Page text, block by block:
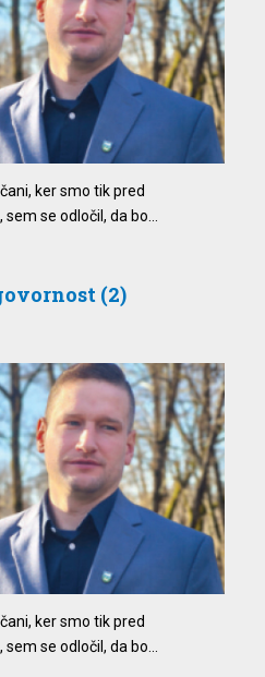
ker smo tik pred
se odločil, da bo...
(2)
ker smo tik pred
se odločil, da bo...